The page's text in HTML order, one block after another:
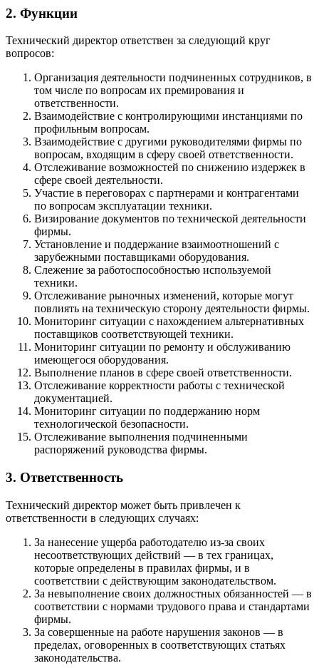
2. Функции
Технический директор ответствен за следующий круг
вопросов:
Организация деятельности подчиненных сотрудников, в
том числе по вопросам их премирования и
ответственности.
Взаимодействие с контролирующими инстанциями по
профильным вопросам.
Взаимодействие с другими руководителями фирмы по
вопросам, входящим в сферу своей ответственности.
Отслеживание возможностей по снижению издержек в
сфере своей деятельности.
Участие в переговорах с партнерами и контрагентами
по вопросам эксплуатации техники.
Визирование документов по технической деятельности
фирмы.
Установление и поддержание взаимоотношений с
зарубежными поставщиками оборудования.
Слежение за работоспособностью используемой
техники.
Отслеживание рыночных изменений, которые могут
повлиять на техническую сторону деятельности фирмы.
Мониторинг ситуации с нахождением альтернативных
поставщиков соответствующей техники.
Мониторинг ситуации по ремонту и обслуживанию
имеющегося оборудования.
Выполнение планов в сфере своей ответственности.
Отслеживание корректности работы с технической
документацией.
Мониторинг ситуации по поддержанию норм
технологической безопасности.
Отслеживание выполнения подчиненными
распоряжений руководства фирмы.
3. Ответственность
Технический директор может быть привлечен к
ответственности в следующих случаях:
За нанесение ущерба работодателю из-за своих
несоответствующих действий — в тех границах,
которые определены в правилах фирмы, и в
соответствии с действующим законодательством.
За невыполнение своих должностных обязанностей — в
соответствии с нормами трудового права и стандартами
фирмы.
За совершенные на работе нарушения законов — в
пределах, оговоренных в соответствующих статьях
законодательства.